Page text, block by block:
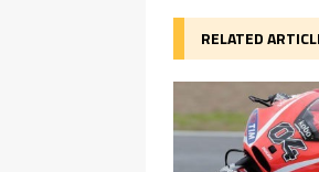
RELATED